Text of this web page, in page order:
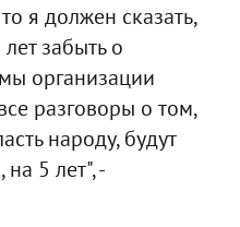
я должен сказать,
забыть о
организации
разговоры о том,
народу, будут
5 лет", -